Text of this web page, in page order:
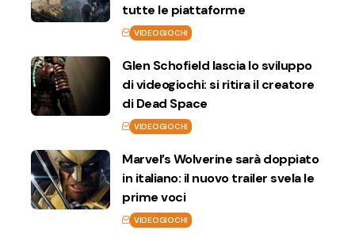
tutte le piattaforme
VIDEOGIOCHI
Glen Schofield lascia lo sviluppo
di videogiochi: si ritira il creatore
di Dead Space
VIDEOGIOCHI
Marvel’s Wolverine sarà doppiato
in italiano: il nuovo trailer svela le
prime voci
VIDEOGIOCHI